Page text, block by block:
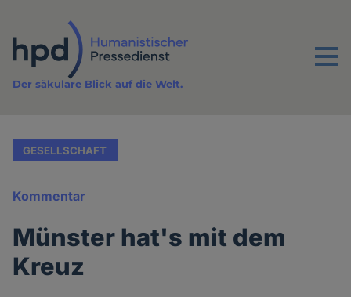
Inhalt
Menu
Der säkulare Blick auf die Welt.
GESELLSCHAFT
Kommentar
Münster hat's mit dem
Kreuz